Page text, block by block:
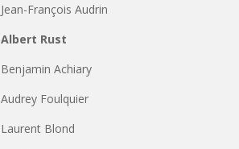
Jean-François Audrin
Albert Rust
Benjamin Achiary
Audrey Foulquier
Laurent Blond